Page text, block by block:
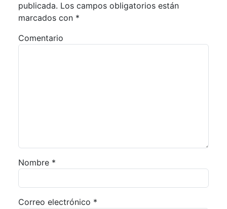
publicada. Los campos obligatorios están
marcados con *
Comentario
Nombre *
Correo electrónico *